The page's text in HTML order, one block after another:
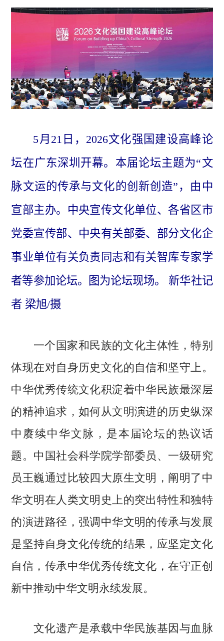
5月21日，2026文化强国建设高峰论
坛在广东深圳开幕。本届论坛主题为“文
脉文运的传承与文化的创新创造”，由中
宣部主办。中央宣传文化单位、各省区市
党委宣传部、中央有关部委、部分文化企
事业单位有关负责同志和有关智库专家学
者等参加论坛。图为论坛现场。 新华社记
者 梁旭/摄
一个国家和民族的文化主体性，特别
体现在对自身历史文化的自信和坚守上。
中华优秀传统文化积淀着中华民族最深层
的精神追求，如何从文明演进的历史纵深
中赓续中华文脉，是本届论坛的热议话
题。中国社会科学院学部委员、一级研究
员王巍通过比较四大原生文明，阐明了中
华文明在人类文明史上的突出特性和独特
的演进路径，强调中华文明的传承与发展
是坚持自身文化传统的结果，应坚定文化
自信，传承中华优秀传统文化，在守正创
新中推动中华文明永续发展。
文化遗产是承载中华民族基因与血脉